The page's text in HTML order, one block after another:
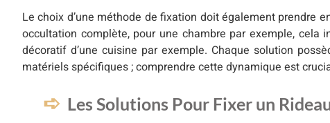
Le choix d’une méthode de fixation doit également prendre
occultation complète, pour une chambre par exemple,
décoratif d’une cuisine par exemple. Chaque solution
matériels spécifiques ; comprendre cette dynamique est
Les Solutions Pour Fixer un